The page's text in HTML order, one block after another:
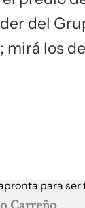
del
mirá los
Carreño